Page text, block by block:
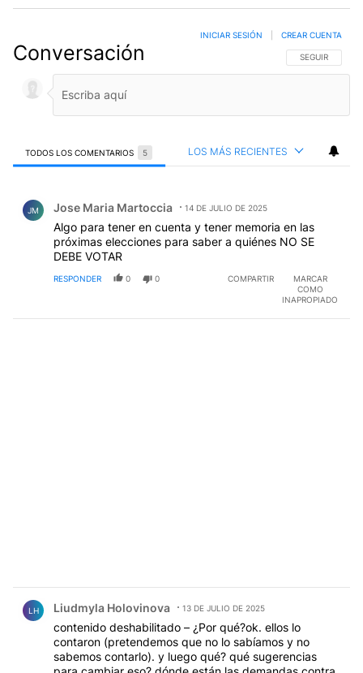
Conversación SIGA ESTA
SEGUIR
INICIAR SESIÓN CREAR CUENTA
TODOS LOS COMENTARIOS 5 LOS MÁS RECIENTES
JM Jose Maria Martoccia 14 DE JULIO DE 2025
Algo para tener en cuenta y tener memoria en las
próximas elecciones para saber a quiénes NO SE
DEBE VOTAR
RESPONDER 0 0 COMPARTIR
MARCAR
COMO
INAPROPIADO
LH Liudmyla Holovinova 13 DE JULIO DE 2025
contenido deshabilitado – ¿Por qué?ok. ellos lo
contaron (pretendemos que no lo sabíamos y no
sabemos contarlo). y luego qué? qué sugerencias